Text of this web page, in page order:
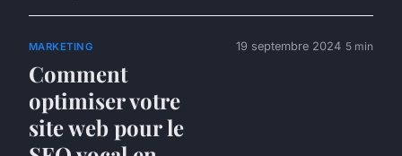
MARKETING
Comment
optimiser votre
site web pour le
19 septembre 2024 5 min